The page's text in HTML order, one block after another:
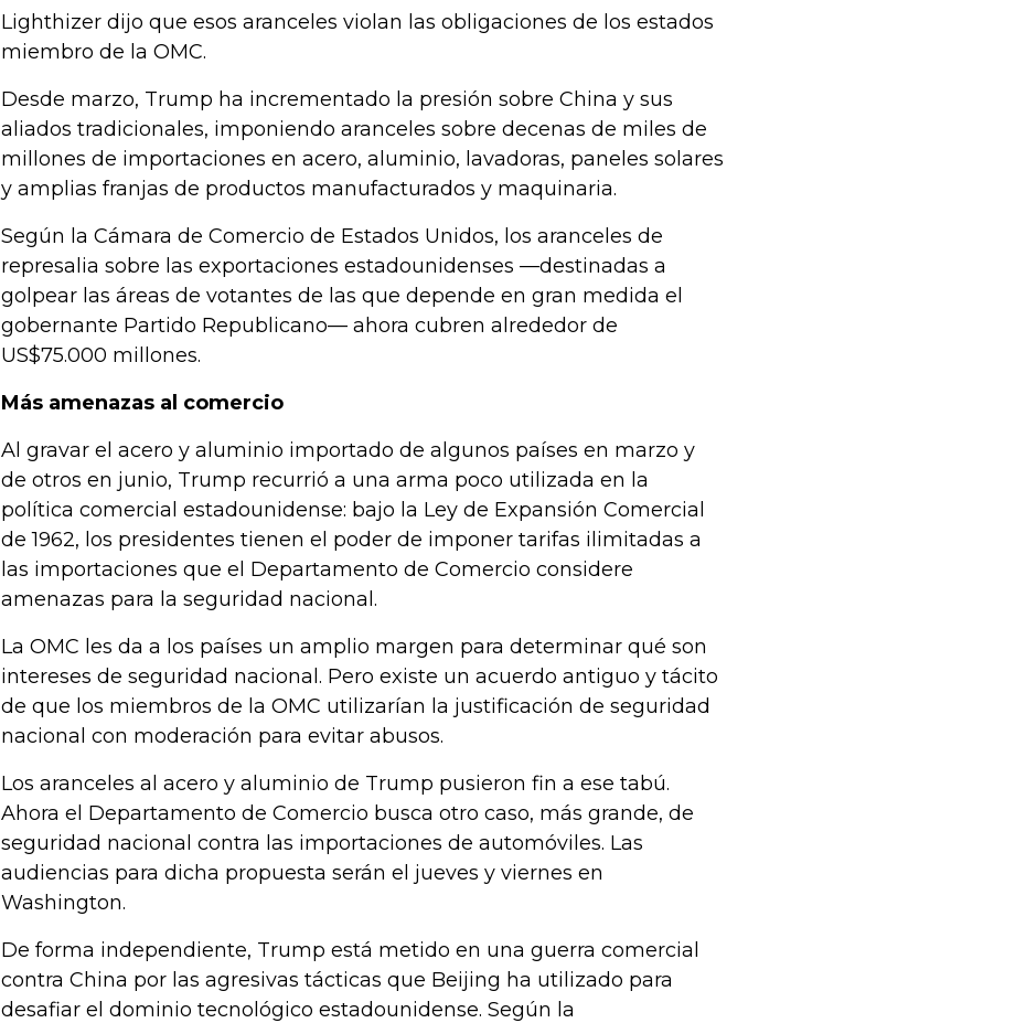
Lighthizer dijo que esos aranceles violan las obligaciones de los estados
miembro de la OMC.
Desde marzo, Trump ha incrementado la presión sobre China y sus
aliados tradicionales, imponiendo aranceles sobre decenas de miles de
millones de importaciones en acero, aluminio, lavadoras, paneles solares
y amplias franjas de productos manufacturados y maquinaria.
Según la Cámara de Comercio de Estados Unidos, los aranceles de
represalia sobre las exportaciones estadounidenses —destinadas a
golpear las áreas de votantes de las que depende en gran medida el
gobernante Partido Republicano— ahora cubren alrededor de
US$75.000 millones.
Más amenazas al comercio
Al gravar el acero y aluminio importado de algunos países en marzo y
de otros en junio, Trump recurrió a una arma poco utilizada en la
política comercial estadounidense: bajo la Ley de Expansión Comercial
de 1962, los presidentes tienen el poder de imponer tarifas ilimitadas a
las importaciones que el Departamento de Comercio considere
amenazas para la seguridad nacional.
La OMC les da a los países un amplio margen para determinar qué son
intereses de seguridad nacional. Pero existe un acuerdo antiguo y tácito
de que los miembros de la OMC utilizarían la justificación de seguridad
nacional con moderación para evitar abusos.
Los aranceles al acero y aluminio de Trump pusieron fin a ese tabú.
Ahora el Departamento de Comercio busca otro caso, más grande, de
seguridad nacional contra las importaciones de automóviles. Las
audiencias para dicha propuesta serán el jueves y viernes en
Washington.
De forma independiente, Trump está metido en una guerra comercial
contra China por las agresivas tácticas que Beijing ha utilizado para
desafiar el dominio tecnológico estadounidense. Según la